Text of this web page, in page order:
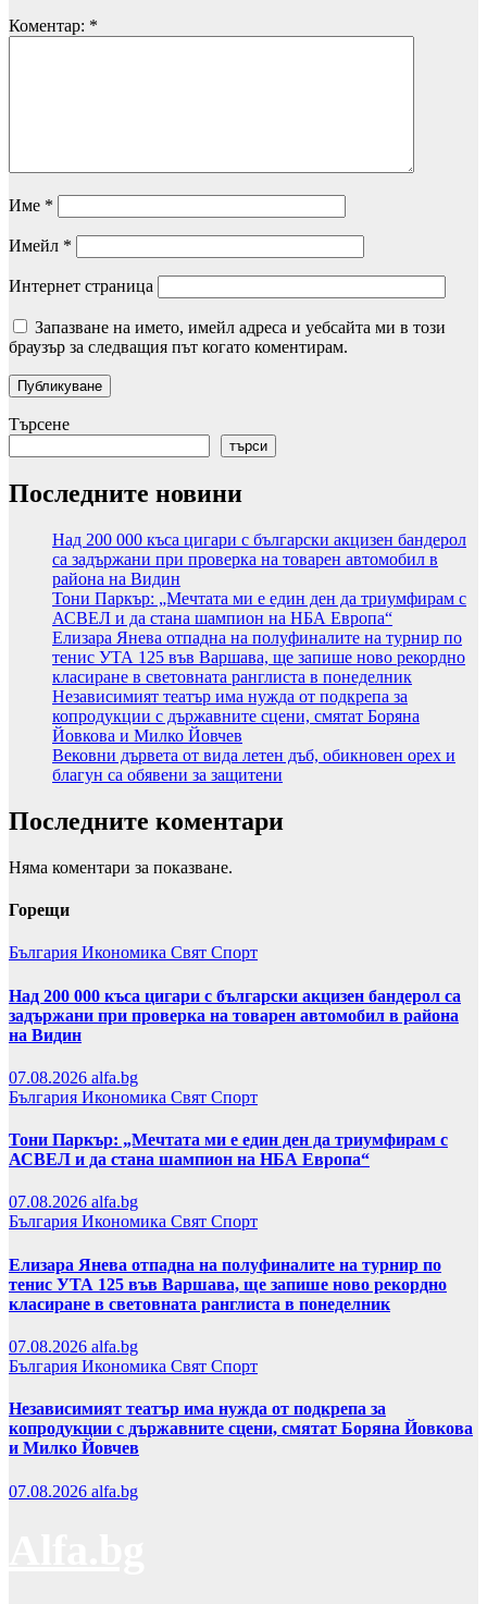
Коментар: *
Име *
Имейл *
Интернет страница
Запазване на името, имейл адреса и уебсайта ми в този
браузър за следващия път когато коментирам.
Търсене
търси
Последните новини
Над 200 000 къса цигари с български акцизен бандерол
са задържани при проверка на товарен автомобил в
района на Видин
Тони Паркър: „Мечтата ми е един ден да триумфирам с
АСВЕЛ и да стана шампион на НБА Европа“
Елизара Янева отпадна на полуфиналите на турнир по
тенис УТА 125 във Варшава, ще запише ново рекордно
класиране в световната ранглиста в понеделник
Независимият театър има нужда от подкрепа за
копродукции с държавните сцени, смятат Боряна
Йовкова и Милко Йовчев
Вековни дървета от вида летен дъб, обикновен орех и
благун са обявени за защитени
Последните коментари
Няма коментари за показване.
Горещи
България Икономика Свят Спорт
Над 200 000 къса цигари с български акцизен бандерол са
задържани при проверка на товарен автомобил в района
на Видин
07.08.2026 alfa.bg
България Икономика Свят Спорт
Тони Паркър: „Мечтата ми е един ден да триумфирам с
АСВЕЛ и да стана шампион на НБА Европа“
07.08.2026 alfa.bg
България Икономика Свят Спорт
Елизара Янева отпадна на полуфиналите на турнир по
тенис УТА 125 във Варшава, ще запише ново рекордно
класиране в световната ранглиста в понеделник
07.08.2026 alfa.bg
България Икономика Свят Спорт
Независимият театър има нужда от подкрепа за
копродукции с държавните сцени, смятат Боряна Йовкова
и Милко Йовчев
07.08.2026 alfa.bg